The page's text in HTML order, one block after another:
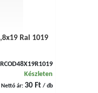
Ral 1019
RCOD48X19R1019
Készleten
Nettó ár: 30 Ft / db